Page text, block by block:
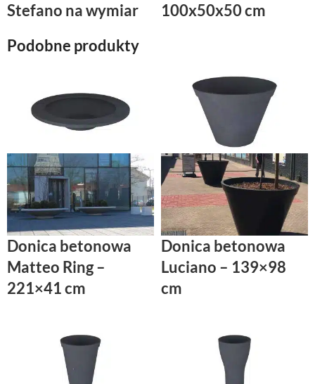
Stefano na wymiar
100x50x50 cm
Podobne produkty
Donica betonowa
Matteo Ring –
221×41 cm
Donica betonowa
Luciano – 139×98
cm